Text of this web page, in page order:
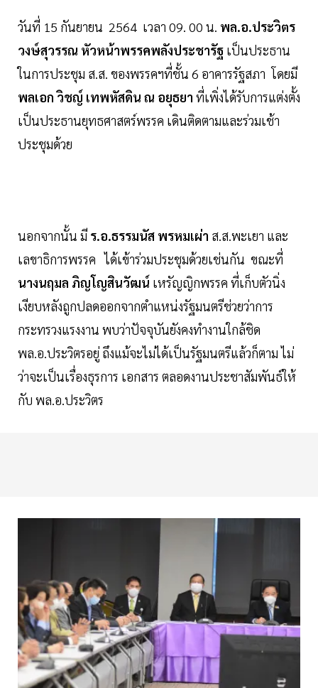
วันที่ 15 กันยายน 2564 เวลา 09. 00 น. พล.อ.ประวิตร
วงษ์สุวรรณ หัวหน้าพรรคพลังประชารัฐ เป็นประธาน
ในการประชุม ส.ส. ของพรรคฯที่ชั้น 6 อาคารรัฐสภา โดยมี
พลเอก วิชญ์ เทพหัสดิน ณ อยุธยา ที่เพิ่งได้รับการแต่งตั้ง
เป็นประธานยุทธศาสตร์พรรค เดินติดตามและร่วมเช้า
ประชุมด้วย
นอกจากนั้น มี ร.อ.ธรรมนัส พรหมเผ่า ส.ส.พะเยา และ
เลขาธิการพรรค ได้เข้าร่วมประชุมด้วยเช่นกัน ขณะที่
นางนฤมล ภิญโญสินวัฒน์ เหรัญญิกพรรค ที่เก็บตัวนิ่ง
เงียบหลังถูกปลดออกจากตำแหน่งรัฐมนตรีช่วยว่าการ
กระทรวงแรงงาน พบว่าปัจจุบันยังคงทำงานใกล้ชิด
พล.อ.ประวิตรอยู่ ถึงแม้จะไม่ได้เป็นรัฐมนตรีแล้วก็ตาม ไม่
ว่าจะเป็นเรื่องธุรการ เอกสาร ตลอดงานประชาสัมพันธ์ให้
กับ พล.อ.ประวิตร